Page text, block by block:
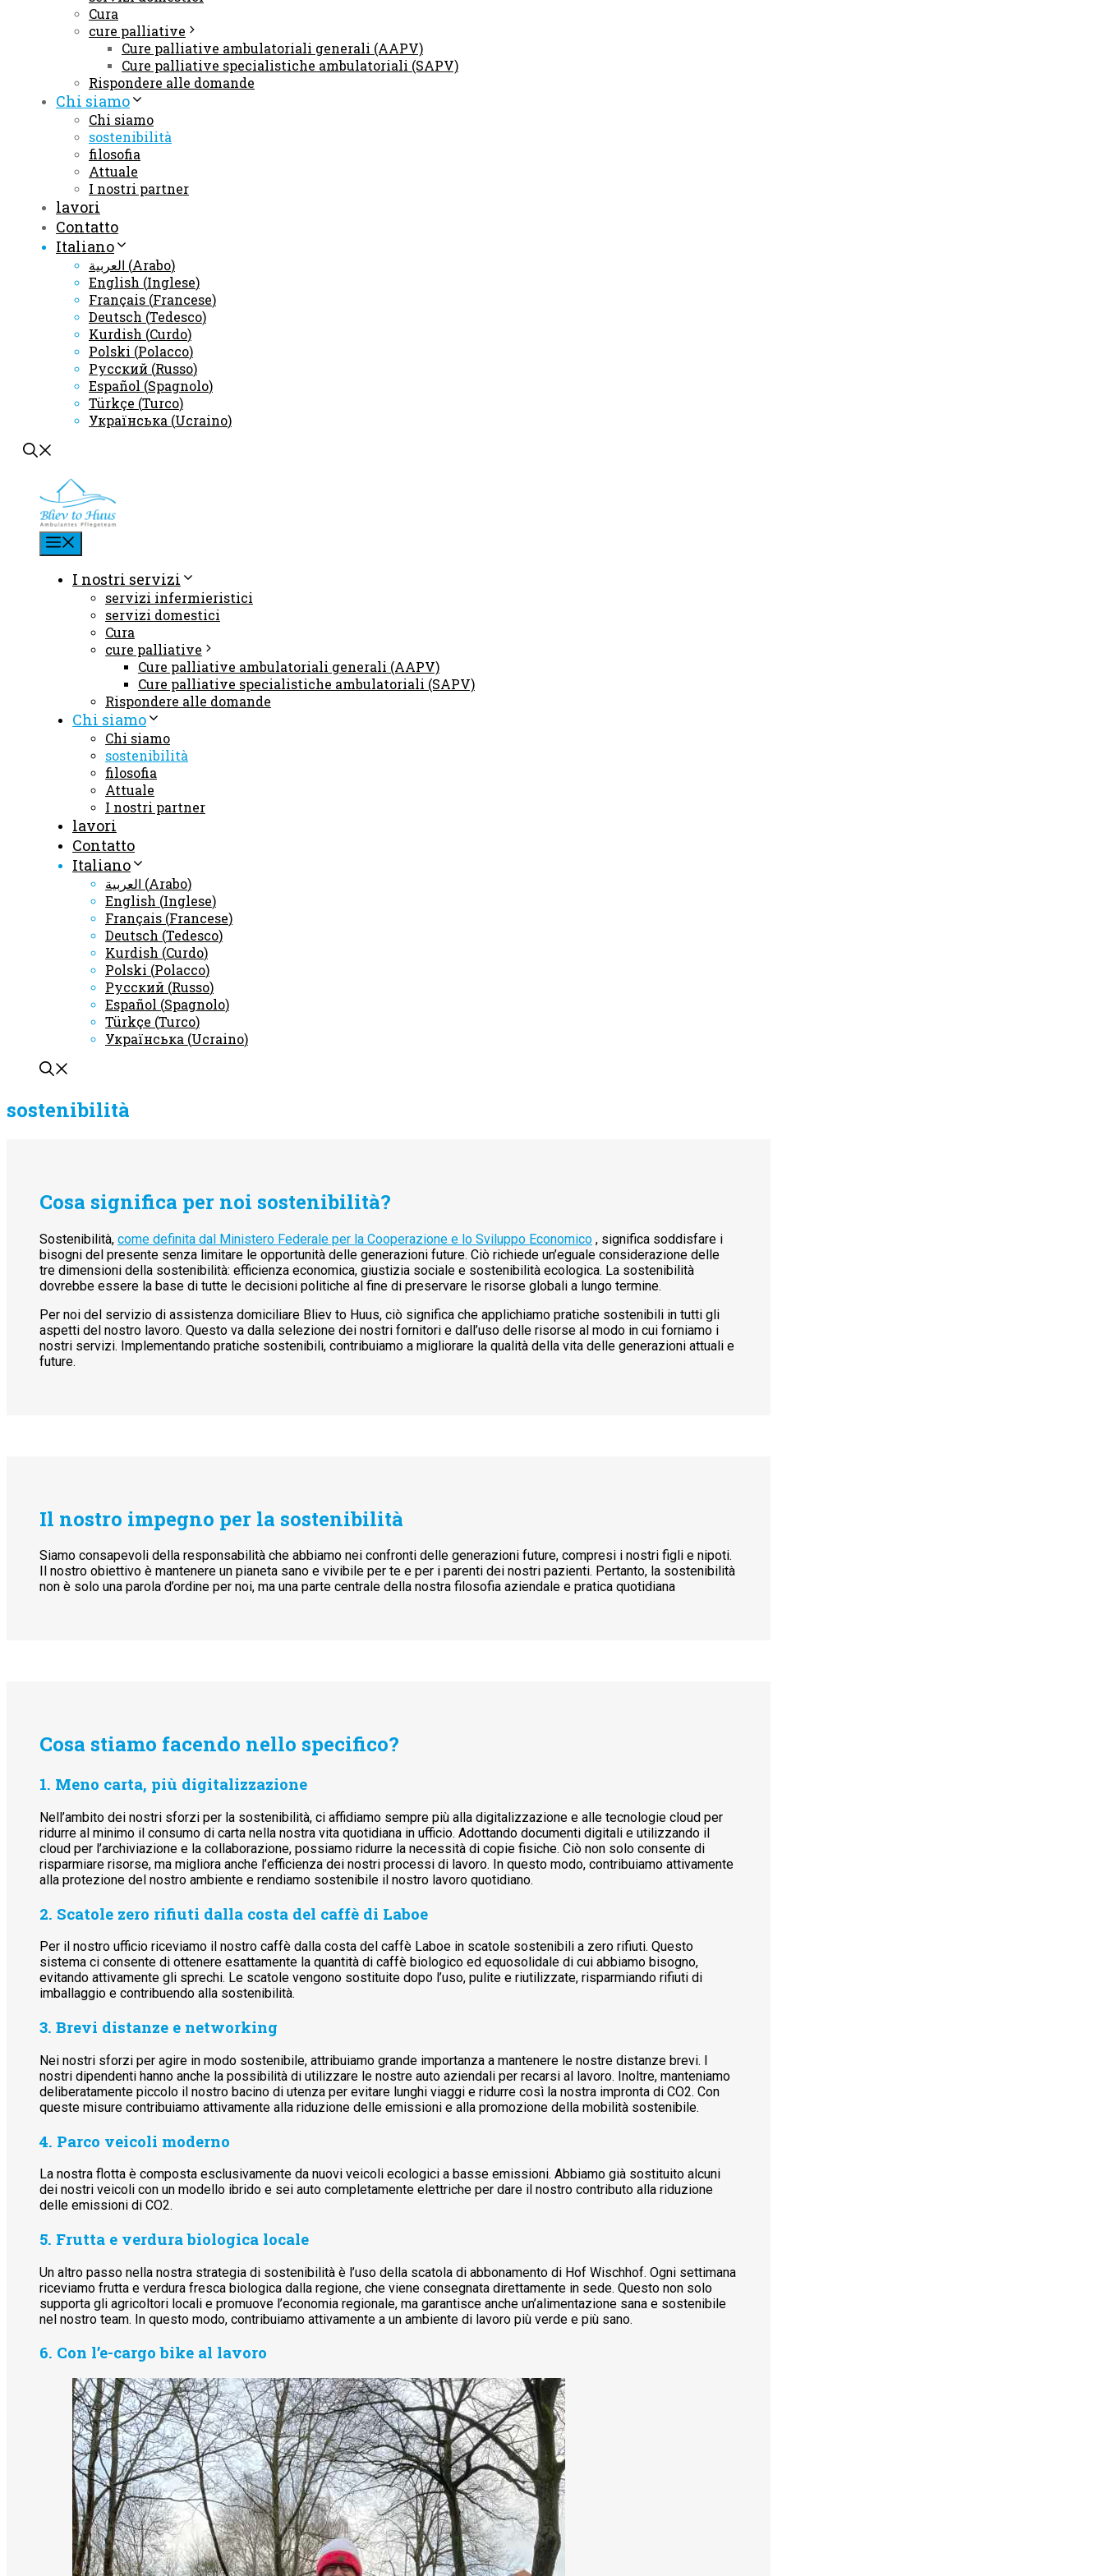
Cura
cure palliative
Cure palliative ambulatoriali generali (AAPV)
Cure palliative specialistiche ambulatoriali (SAPV)
Rispondere alle domande
Chi siamo
Chi siamo
sostenibilità
filosofia
Attuale
I nostri partner
lavori
Contatto
Italiano
العربية (Arabo)
English (Inglese)
Français (Francese)
Deutsch (Tedesco)
Kurdish (Curdo)
Polski (Polacco)
Русский (Russo)
Español (Spagnolo)
Türkçe (Turco)
Українська (Ucraino)
I nostri servizi
servizi infermieristici
servizi domestici
Cura
cure palliative
Cure palliative ambulatoriali generali (AAPV)
Cure palliative specialistiche ambulatoriali (SAPV)
Rispondere alle domande
Chi siamo
Chi siamo
sostenibilità
filosofia
Attuale
I nostri partner
lavori
Contatto
Italiano
العربية (Arabo)
English (Inglese)
Français (Francese)
Deutsch (Tedesco)
Kurdish (Curdo)
Polski (Polacco)
Русский (Russo)
Español (Spagnolo)
Türkçe (Turco)
Українська (Ucraino)
sostenibilità
Cosa significa per noi sostenibilità?
Sostenibilità, come definita dal Ministero Federale per la Cooperazione e lo Sviluppo Economico , significa soddisfare i
bisogni del presente senza limitare le opportunità delle generazioni future. Ciò richiede un’eguale considerazione delle
tre dimensioni della sostenibilità: efficienza economica, giustizia sociale e sostenibilità ecologica. La sostenibilità
dovrebbe essere la base di tutte le decisioni politiche al fine di preservare le risorse globali a lungo termine.
Per noi del servizio di assistenza domiciliare Bliev to Huus, ciò significa che applichiamo pratiche sostenibili in tutti gli
aspetti del nostro lavoro. Questo va dalla selezione dei nostri fornitori e dall’uso delle risorse al modo in cui forniamo i
nostri servizi. Implementando pratiche sostenibili, contribuiamo a migliorare la qualità della vita delle generazioni attuali e
future.
Il nostro impegno per la sostenibilità
Siamo consapevoli della responsabilità che abbiamo nei confronti delle generazioni future, compresi i nostri figli e nipoti.
Il nostro obiettivo è mantenere un pianeta sano e vivibile per te e per i parenti dei nostri pazienti. Pertanto, la sostenibilità
non è solo una parola d’ordine per noi, ma una parte centrale della nostra filosofia aziendale e pratica quotidiana
Cosa stiamo facendo nello specifico?
1. Meno carta, più digitalizzazione
Nell’ambito dei nostri sforzi per la sostenibilità, ci affidiamo sempre più alla digitalizzazione e alle tecnologie cloud per
ridurre al minimo il consumo di carta nella nostra vita quotidiana in ufficio. Adottando documenti digitali e utilizzando il
cloud per l’archiviazione e la collaborazione, possiamo ridurre la necessità di copie fisiche. Ciò non solo consente di
risparmiare risorse, ma migliora anche l’efficienza dei nostri processi di lavoro. In questo modo, contribuiamo attivamente
alla protezione del nostro ambiente e rendiamo sostenibile il nostro lavoro quotidiano.
2. Scatole zero rifiuti dalla costa del caffè di Laboe
Per il nostro ufficio riceviamo il nostro caffè dalla costa del caffè Laboe in scatole sostenibili a zero rifiuti. Questo
sistema ci consente di ottenere esattamente la quantità di caffè biologico ed equosolidale di cui abbiamo bisogno,
evitando attivamente gli sprechi. Le scatole vengono sostituite dopo l’uso, pulite e riutilizzate, risparmiando rifiuti di
imballaggio e contribuendo alla sostenibilità.
3. Brevi distanze e networking
Nei nostri sforzi per agire in modo sostenibile, attribuiamo grande importanza a mantenere le nostre distanze brevi. I
nostri dipendenti hanno anche la possibilità di utilizzare le nostre auto aziendali per recarsi al lavoro. Inoltre, manteniamo
deliberatamente piccolo il nostro bacino di utenza per evitare lunghi viaggi e ridurre così la nostra impronta di CO2. Con
queste misure contribuiamo attivamente alla riduzione delle emissioni e alla promozione della mobilità sostenibile.
4. Parco veicoli moderno
La nostra flotta è composta esclusivamente da nuovi veicoli ecologici a basse emissioni. Abbiamo già sostituito alcuni
dei nostri veicoli con un modello ibrido e sei auto completamente elettriche per dare il nostro contributo alla riduzione
delle emissioni di CO2.
5. Frutta e verdura biologica locale
Un altro passo nella nostra strategia di sostenibilità è l’uso della scatola di abbonamento di Hof ​​Wischhof. Ogni settimana
riceviamo frutta e verdura fresca biologica dalla regione, che viene consegnata direttamente in sede. Questo non solo
supporta gli agricoltori locali e promuove l’economia regionale, ma garantisce anche un’alimentazione sana e sostenibile
nel nostro team. In questo modo, contribuiamo attivamente a un ambiente di lavoro più verde e più sano.
6. Con l’e-cargo bike al lavoro